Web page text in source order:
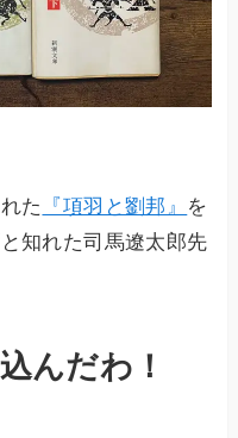
た 『項羽と劉邦』 を
知れた司馬遼太郎先
んだわ！